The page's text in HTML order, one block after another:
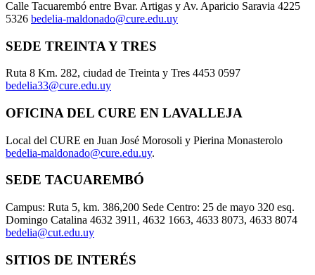
Calle Tacuarembó entre Bvar. Artigas y Av. Aparicio Saravia 4225
5326 bedelia-maldonado@cure.edu.uy
SEDE TREINTA Y TRES
Ruta 8 Km. 282, ciudad de Treinta y Tres 4453 0597
bedelia33@cure.edu.uy
OFICINA DEL CURE EN LAVALLEJA
Local del CURE en Juan José Morosoli y Pierina Monasterolo
bedelia-maldonado@cure.edu.uy.
SEDE TACUAREMBÓ
Campus: Ruta 5, km. 386,200 Sede Centro: 25 de mayo 320 esq.
Domingo Catalina 4632 3911, 4632 1663, 4633 8073, 4633 8074
bedelia@cut.edu.uy
SITIOS DE INTERÉS